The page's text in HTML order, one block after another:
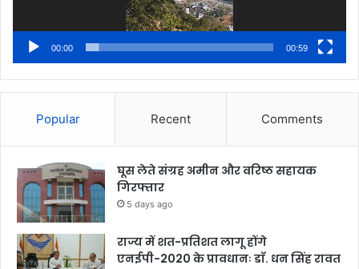
00:00 00:59
Popular Recent Comments
घूस लेते संग्रह अमीन और वरिष्ठ सहायक
गिरफ्तार
5 days ago
राज्य में शत-प्रतिशत लागू होंगे
एनईपी-2020 के प्रावधानः डाॅ. धन सिंह रावत